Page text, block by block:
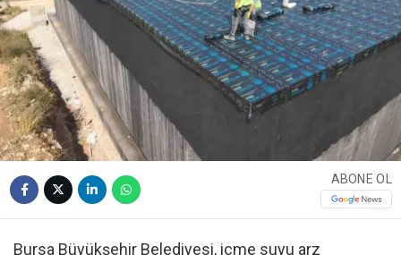
ABONE OL
Bursa Büyükşehir Belediyesi, içme suyu arz